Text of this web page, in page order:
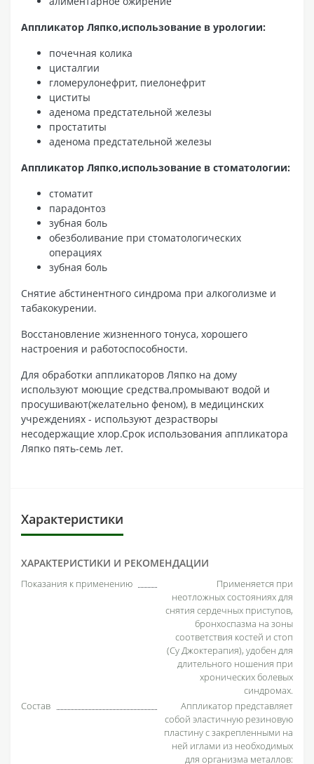
Аппликатор Ляпко,использование в урологии:
почечная колика
цисталгии
гломерулонефрит, пиелонефрит
циститы
аденома предстательной железы
простатиты
аденома предстательной железы
Аппликатор Ляпко,использование в стоматологии:
стоматит
парадонтоз
зубная боль
обезболивание при стоматологических
операциях
зубная боль
Снятие абстинентного синдрома при алкоголизме и
табакокурении.
Восстановление жизненного тонуса, хорошего
настроения и работоспособности.
Для обработки аппликаторов Ляпко на дому
используют моющие средства,промывают водой и
просушивают(желательно феном), в медицинских
учреждениях - используют дезрастворы
несодержащие хлор.Срок использования аппликатора
Ляпко пять-семь лет.
Характеристики
ХАРАКТЕРИСТИКИ И РЕКОМЕНДАЦИИ
Показания к применению
Применяется при
неотложных состояниях для
снятия сердечных приступов,
бронхоспазма на зоны
соответствия костей и стоп
(Су Джок­терапия), удобен для
длительного ношения при
хронических болевых
синдромах.
Состав
Аппликатор представляет
собой эластичную резиновую
пластину c закрепленными на
ней иглами из необходимых
для организма металлов: